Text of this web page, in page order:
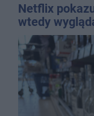
Netflix
wtedy